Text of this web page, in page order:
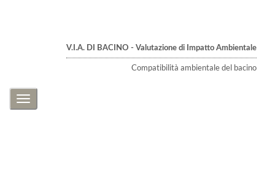
V.I.A. DI BACINO - Valutazione di Impatto Ambientale
Compatibilità ambientale del bacino
Toggle